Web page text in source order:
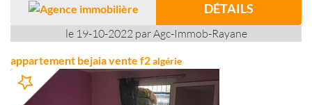
DÉTAILS
le 19-10-2022 par Agc-Immob-Rayane
appartement bejaia vente f2algérie